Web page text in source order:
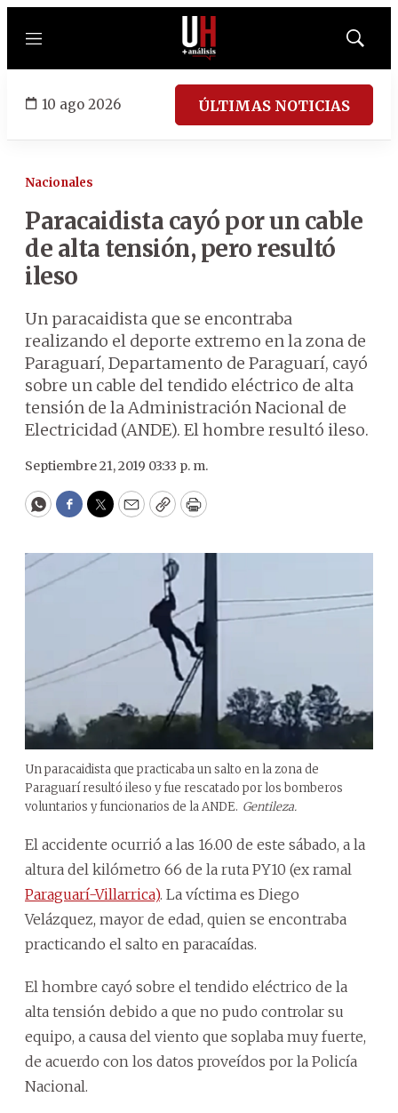
Menú
Mostrar
10 ago 2026 ÚLTIMAS NOTICIAS
Nacionales
Paracaidista cayó por un cable
de alta tensión, pero resultó
ileso
Un paracaidista que se encontraba
realizando el deporte extremo en la zona de
Paraguarí, Departamento de Paraguarí, cayó
sobre un cable del tendido eléctrico de alta
tensión de la Administración Nacional de
Electricidad (ANDE). El hombre resultó ileso.
Septiembre 21, 2019 03:33 p. m.
WhatsApp
Facebook
Twitter
EmailCopyPrint
Un paracaidista que practicaba un salto en la zona de
Paraguarí resultó ileso y fue rescatado por los bomberos
voluntarios y funcionarios de la ANDE. Gentileza.
El accidente ocurrió a las 16.00 de este sábado, a la
altura del kilómetro 66 de la ruta PY10 (ex ramal
Paraguarí-Villarrica). La víctima es Diego
Velázquez, mayor de edad, quien se encontraba
practicando el salto en paracaídas.
El hombre cayó sobre el tendido eléctrico de la
alta tensión debido a que no pudo controlar su
equipo, a causa del viento que soplaba muy fuerte,
de acuerdo con los datos proveídos por la Policía
Nacional.